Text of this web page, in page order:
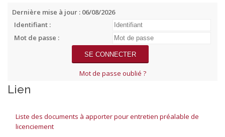
Dernière mise à jour : 06/08/2026
Identifiant :
Mot de passe :
Mot de passe oublié ?
Lien
Liste des documents à apporter pour entretien préalable de
licenciement